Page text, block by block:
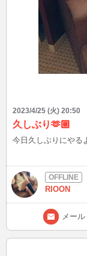
2023/4/25 (火) 20:50
久しぶり🫶🏼
今日久しぶりにやる
RIOON
メール